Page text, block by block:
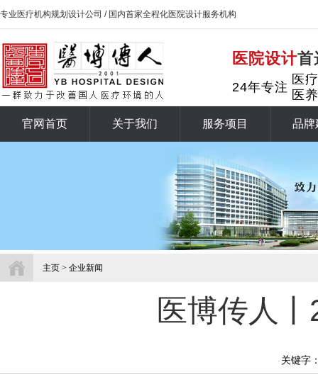
专业医疗机构规划设计公司 / 国内首家全程化医院设计服务机构
医院设计首
24年专注
医
医
官网首页 关于我们 服务项目 品牌
主页 > 企业新闻
医博传人
关键字